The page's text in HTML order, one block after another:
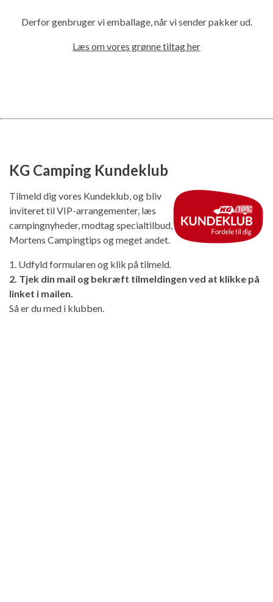
Derfor genbruger vi emballage, når vi sender pakker ud.
Læs om vores grønne tiltag her
KG Camping Kundeklub
Tilmeld dig vores Kundeklub, og bliv
inviteret til VIP-arrangementer, læs
campingnyheder, modtag specialtilbud,
Mortens Campingtips og meget andet.
1. Udfyld formularen og klik på tilmeld.
2. Tjek din mail og bekræft tilmeldingen ved at klikke på
linket i mailen.
Så er du med i klubben.